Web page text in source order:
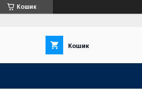
Кошик
Кошик